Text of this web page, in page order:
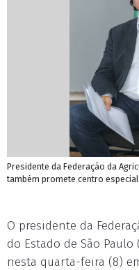
Presidente da Federação da
também promete centro
O presidente da
do Estado de São Paulo
nesta quarta-feira (8)